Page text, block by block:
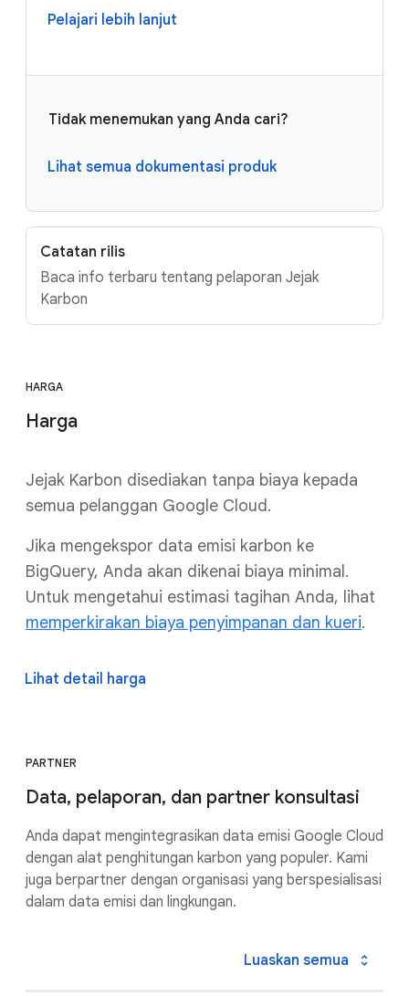
Pelajari lebih lanjut
Tidak menemukan yang Anda cari?
Lihat semua dokumentasi produk
Catatan rilis
Baca info terbaru tentang pelaporan Jejak
Karbon
HARGA
Harga
Jejak Karbon disediakan tanpa biaya kepada
semua pelanggan Google Cloud.
Jika mengekspor data emisi karbon ke
BigQuery, Anda akan dikenai biaya minimal.
Untuk mengetahui estimasi tagihan Anda, lihat
memperkirakan biaya penyimpanan dan kueri.
Lihat detail harga
PARTNER
Data, pelaporan, dan partner konsultasi
Anda dapat mengintegrasikan data emisi Google Cloud
dengan alat penghitungan karbon yang populer. Kami
juga berpartner dengan organisasi yang berspesialisasi
dalam data emisi dan lingkungan.
Luaskan semua